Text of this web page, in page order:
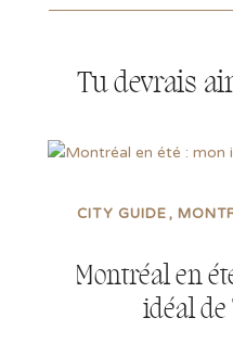
Tu devrais
Montréal en
idéal de
CITY GUIDE